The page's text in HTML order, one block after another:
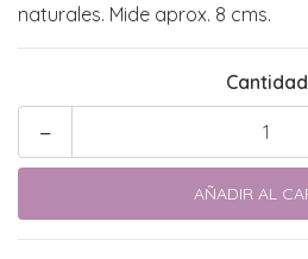
naturales. Mide aprox. 8 cms.
Cantidad
-